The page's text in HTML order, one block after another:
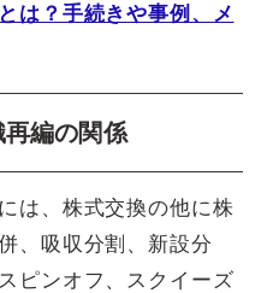
は？手続きや事例、メ
編の関係
は、株式交換の他に株
、吸収分割、新設分
ピンオフ、スクイーズ